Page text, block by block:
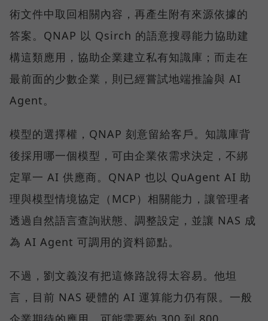
術文件中取回相關內容，再產生附有來源依據的
答案。QNAP 以 Qsirch 的語意搜尋能力協助建
構這類應用，協助企業建立私有知識庫；而走在
最前面的少數企業，則已經嘗試地端推論與 AI
Agent。
模型的選擇權，QNAP 刻意留給客戶。知識庫背
後採用哪一個模型，可由企業依需求決定，不綁
定單一 AI 供應商。QNAP 也以 QuAgent AI 助
理與模型情境協定（MCP）相關能力，讓管理者
透過自然語言查詢狀態、調整設定，並讓 NAS 成
為 AI Agent 可調用的資料節點。
不過，劉文義沒有把這條路說得太容易。他坦
言，目前 NAS 硬體的 AI 運算能力仍有限。一般